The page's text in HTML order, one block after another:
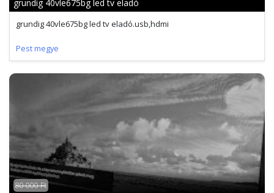
grundig 40vle675bg led tv eladó
grundig 40vle675bg led tv eladó.usb,hdmi
Pest megye
80 000 Ft